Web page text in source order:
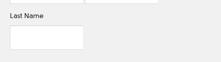
Last Name